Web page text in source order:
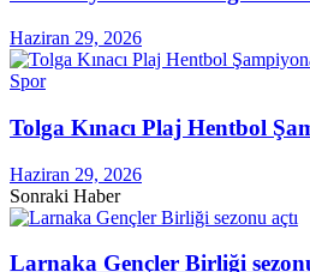
Haziran 29, 2026
Spor
Tolga Kınacı Plaj Hentbol
Haziran 29, 2026
Sonraki Haber
Larnaka Gençler Birliği